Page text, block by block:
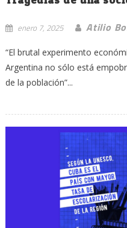
enero 7, 2025 Atilio
“El brutal experimento
Argentina no sólo está
de la población”...